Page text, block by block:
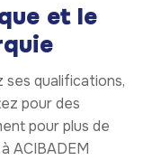
et le
ses qualifications,
pour des
pour plus de
ACIBADEM